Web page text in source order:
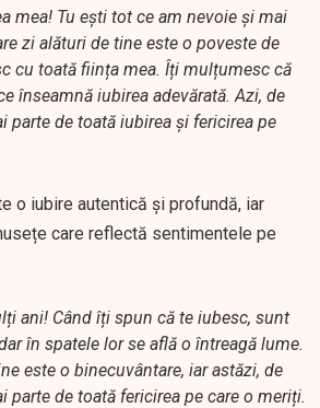
mea! Tu ești tot ce am nevoie și mai
zi alături de tine este o poveste de
cu toată ființa mea. Îți mulțumesc că
înseamnă iubirea adevărată. Azi, de
parte de toată iubirea și fericirea pe
o iubire autentică și profundă, iar
care reflectă sentimentele pe
ani! Când îți spun că te iubesc, sunt
în spatele lor se află o întreagă lume.
este o binecuvântare, iar astăzi, de
parte de toată fericirea pe care o meriți.